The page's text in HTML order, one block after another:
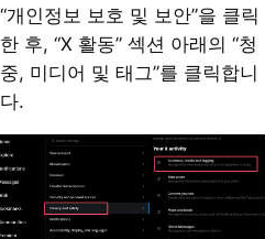
“개인정보 보호 및 보안”을 클릭
한 후, “X 활동” 섹션 아래의 “청
중, 미디어 및 태그”를 클릭합니
다.